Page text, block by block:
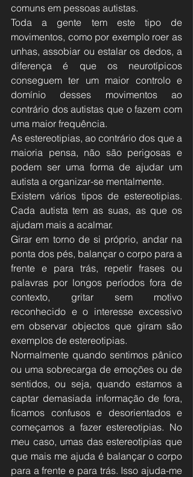
comuns em pessoas autistas.
Toda a gente tem este tipo de
movimentos, como por exemplo roer as
unhas, assobiar ou estalar os dedos, a
diferença é que os neurotípicos
conseguem ter um maior controlo e
domínio desses movimentos ao
contrário dos autistas que o fazem com
uma maior frequência.
As estereotipias, ao contrário dos que a
maioria pensa, não são perigosas e
podem ser uma forma de ajudar um
autista a organizar-se mentalmente.
Existem vários tipos de estereotipias.
Cada autista tem as suas, as que os
ajudam mais a acalmar.
Girar em torno de si próprio, andar na
ponta dos pés, balançar o corpo para a
frente e para trás, repetir frases ou
palavras por longos períodos fora de
contexto, gritar sem motivo
reconhecido e o interesse excessivo
em observar objectos que giram são
exemplos de estereotipias.
Normalmente quando sentimos pânico
ou uma sobrecarga de emoções ou de
sentidos, ou seja, quando estamos a
captar demasiada informação de fora,
ficamos confusos e desorientados e
começamos a fazer estereotipias. No
meu caso, umas das estereotipias que
que mais me ajuda é balançar o corpo
para a frente e para trás. Isso ajuda-me